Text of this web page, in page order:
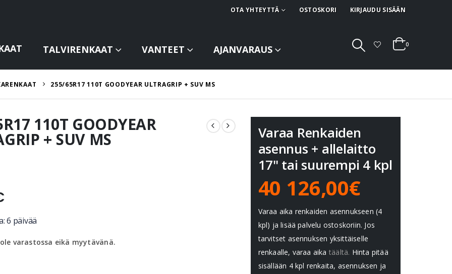
OTA YHTEYTTÄ OSTOSKORI KIRJAUDU SISÄÄN
TALVIRENKAAT VANTEET AJANVARAUS 0
255/65R17 110T GOODYEAR ULTRAGRIP + SUV MS
110T GOODYEAR
+ SUV MS
6 päivää
varastossa eikä myytävänä.
Varaa Renkaiden
asennus + allelaitto
17" tai suurempi 4 kpl
40 126,00€
Varaa aika renkaiden asennukseen (4
kpl) ja lisää palvelu ostoskoriin. Jos
tarvitset asennuksen yksittäiselle
renkaalle, varaa aika täältä. Hinta pitää
sisällään 4 kpl renkaita, asennuksen ja